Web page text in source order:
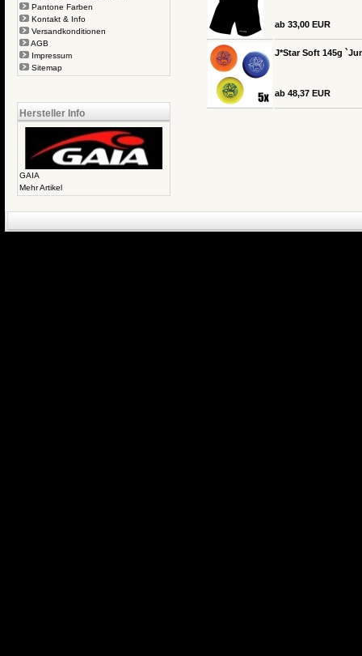
Pantone Farben
Kontakt & Info
Versandkonditionen
AGB
Impressum
Sitemap
Hersteller Info
GAIA
Mehr Artikel
ab 33,00 EUR
J*Star Soft 145g
ab 48,37 EUR